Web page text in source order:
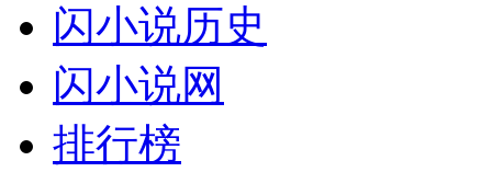
闪小说历史
闪小说网
排行榜